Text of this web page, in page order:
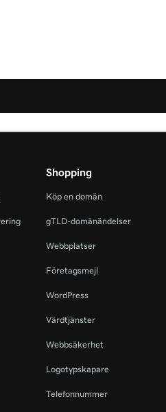
Shopping
Köp en domän
gTLD-domänändelser
Webbplatser
Företagsmejl
WordPress
Värdtjänster
Webbsäkerhet
Logotypskapare
Telefonnummer